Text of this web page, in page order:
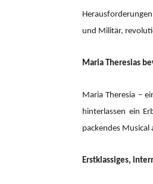
und Militär,
Maria Theresias
Maria Theresia –
hinterlassen ein
packendes Musical
Erstklassiges,